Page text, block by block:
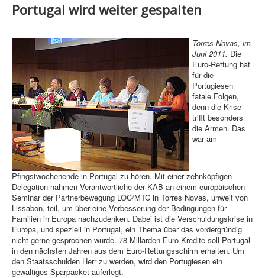
Netzwerk
Was wir tun
Themen
EBCA Dokumente
Archiv
Kontakt
Portugal wird weiter gespalten
Torres Novas, im
Juni 2011. Die
Euro-Rettung hat
für die
Portugiesen
fatale Folgen,
denn die Krise
trifft besonders
die Armen. Das
war am
Pfingstwochenende in Portugal zu hören. Mit einer zehnköpfigen
Delegation nahmen Verantwortliche der KAB an einem europäischen
Seminar der Partnerbewegung LOC/MTC in Torres Novas, unweit von
Lissabon, teil, um über eine Verbesserung der Bedingungen für
Familien in Europa nachzudenken. Dabei ist die Verschuldungskrise in
Europa, und speziell in Portugal, ein Thema über das vordergründig
nicht gerne gesprochen wurde. 78 Millarden Euro Kredite soll Portugal
in den nächsten Jahren aus dem Euro-Rettungsschirm erhalten. Um
den Staatsschulden Herr zu werden, wird den Portugiesen ein
gewaltiges Sparpacket auferlegt.